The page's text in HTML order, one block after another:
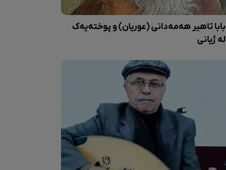
بابا تاهیر هەمەدانی (عوریان) و پوختەیەک
لە ژیانی